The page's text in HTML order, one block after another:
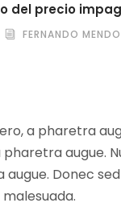
del precio
FERNANDO
a pharetra
augue.
Donec sed